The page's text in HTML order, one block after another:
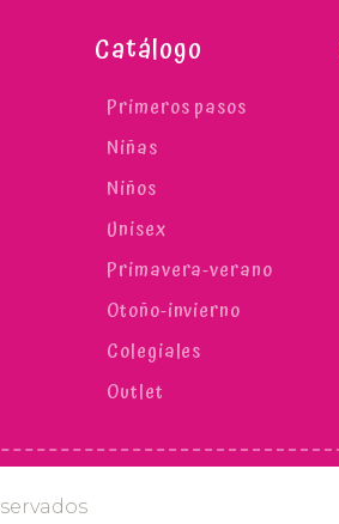
Catálogo
Primeros pasos
Niñas
Niños
Unisex
Primavera-verano
Otoño-invierno
Colegiales
Outlet